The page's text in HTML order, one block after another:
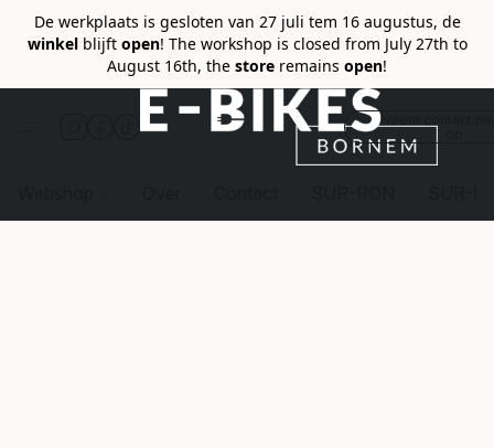
De werkplaats is gesloten van 27 juli tem 16 augustus, de
winkelblijft open! The workshop is closed from July 27th to
August 16th, the store remains open!
Neem contact